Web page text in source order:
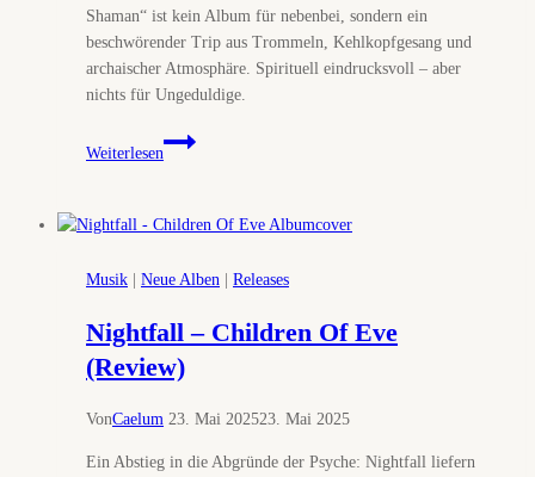
Shaman“ ist kein Album für nebenbei, sondern ein
beschwörender Trip aus Trommeln, Kehlkopfgesang und
archaischer Atmosphäre. Spirituell eindrucksvoll – aber
nichts für Ungeduldige.
Weiterlesen
Nytt
Land
Songs
(Review)
Musik Neue Alben Releases
Nightfall – Children Of Eve
(Review)
VonCaelum 23. Mai 202523. Mai 2025
Ein Abstieg in die Abgründe der Psyche: Nightfall liefern